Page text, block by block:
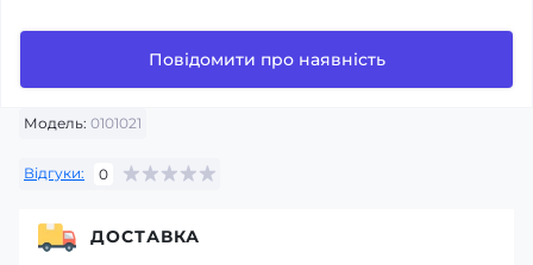
Модель: 0101021
Відгуки: 0
Повідомити про наявність
ДОСТАВКА